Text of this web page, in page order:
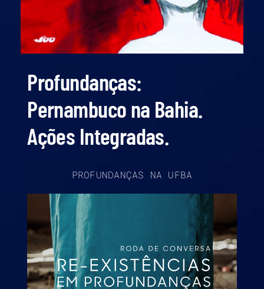
Profundanças:
Pernambuco na Bahia.
Ações Integradas.
PROFUNDANÇAS NA UFBA